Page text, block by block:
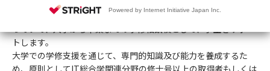
Powered by Internet Initiative Japan Inc.
一人ひとりの学生に対して、履修計画作成や学修方法の指導を行
っていて、入学から卒業までの学修相談役として、学生をサポー
トします。
大学での学修支援を通じて、専門的知識及び能力を養成するた